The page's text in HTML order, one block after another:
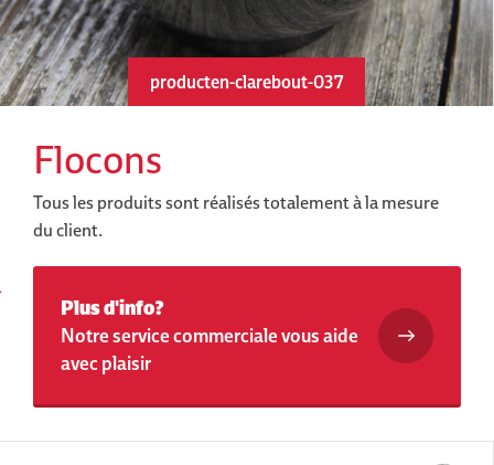
producten-clarebout-037
Flocons
Tous les produits sont réalisés totalement à la mesure
du client.
Plus d'info?
Notre service commerciale vous aide
avec plaisir